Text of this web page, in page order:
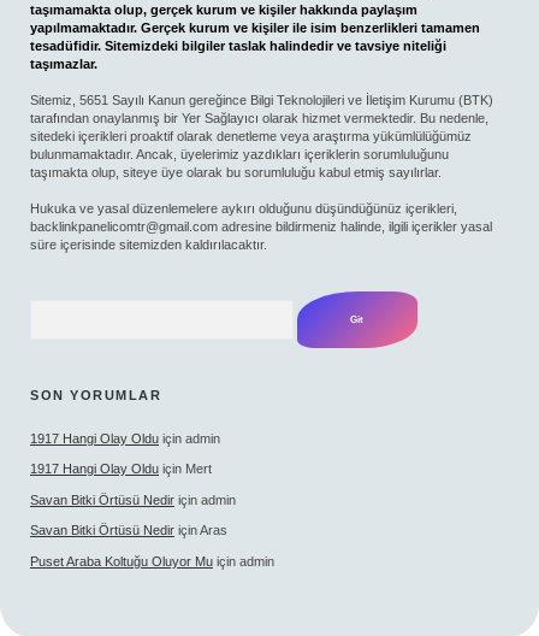
taşımamakta olup, gerçek kurum ve kişiler hakkında paylaşım
yapılmamaktadır. Gerçek kurum ve kişiler ile isim benzerlikleri tamamen
tesadüfidir. Sitemizdeki bilgiler taslak halindedir ve tavsiye niteliği
taşımazlar.
Sitemiz, 5651 Sayılı Kanun gereğince Bilgi Teknolojileri ve İletişim Kurumu (BTK)
tarafından onaylanmış bir Yer Sağlayıcı olarak hizmet vermektedir. Bu nedenle,
sitedeki içerikleri proaktif olarak denetleme veya araştırma yükümlülüğümüz
bulunmamaktadır. Ancak, üyelerimiz yazdıkları içeriklerin sorumluluğunu
taşımakta olup, siteye üye olarak bu sorumluluğu kabul etmiş sayılırlar.
Hukuka ve yasal düzenlemelere aykırı olduğunu düşündüğünüz içerikleri,
backlinkpanelicomtr@gmail.com adresine bildirmeniz halinde, ilgili içerikler yasal
süre içerisinde sitemizden kaldırılacaktır.
SON YORUMLAR
1917 Hangi Olay Oldu için admin
1917 Hangi Olay Oldu için Mert
Savan Bitki Örtüsü Nedir için admin
Savan Bitki Örtüsü Nedir içinAras
Puset Araba Koltuğu Oluyor Mu için admin